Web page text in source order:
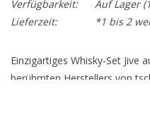
Verfügbarkeit:
Auf Lager
Lieferzeit:
*1 bis 2
Einzigartiges Whisky-Set Jive
berühmten Herstellers von